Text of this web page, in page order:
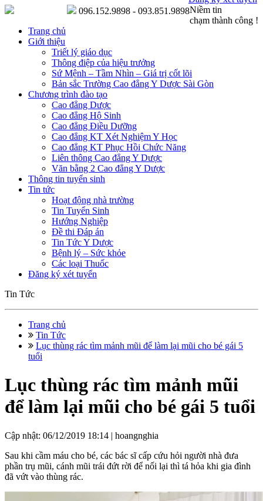
Niềm tin
chạm thành công !
096.152.9898 - 093.851.9898
Trang chủ
Giới thiệu
Triết lý giáo dục
Thông điệp của hiệu trưởng
Sứ Mệnh – Tầm Nhìn – Giá trị cốt lõi
Bản sắc Trường Cao đẳng Y Dược Sài Gòn
Chương trình đào tạo
Cao đẳng Dược
Cao đẳng Hộ Sinh
Cao đẳng Điều Dưỡng
Cao đẳng KT Xét Nghiệm Y Học
Cao đẳng KT Phục Hồi Chức Năng
Liên thông Cao đẳng Y Dược
Văn bằng 2 Cao đẳng Y Dược
Thông tin tuyển sinh
Tin tức
Hoạt động nhà trường
Tin Tuyển Sinh
Hướng Nghiệp
Đề thi Đáp án
Tin Tức Y Dược
Bệnh lý – Sức khỏe
Các loại Thuốc
Đăng ký xét tuyển
Tin Tức
Trang chủ
Tin Tức
Lục thùng rác tìm mảnh mũi để làm lại mũi cho bé gái 5
tuổi
Lục thùng rác tìm mảnh mũi
để làm lại mũi cho bé gái 5 tuổi
Cập nhật: 06/12/2019 18:14 | hoangnghia
Sau khi cầm máu cho bé, các bác sĩ cấp cứu hỏi người nhà đưa
phần trụ mũi, cánh mũi trái đứt rời để nối lại thì tá hỏa khi gia đình
đã vứt vào thùng rác.